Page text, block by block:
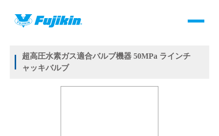
製品情報
バルブ・継手・システムを探す
HOME 製品情報
超高圧水素ガス適合バルブ機器 50MPa ラインチ
ャッキバルブ